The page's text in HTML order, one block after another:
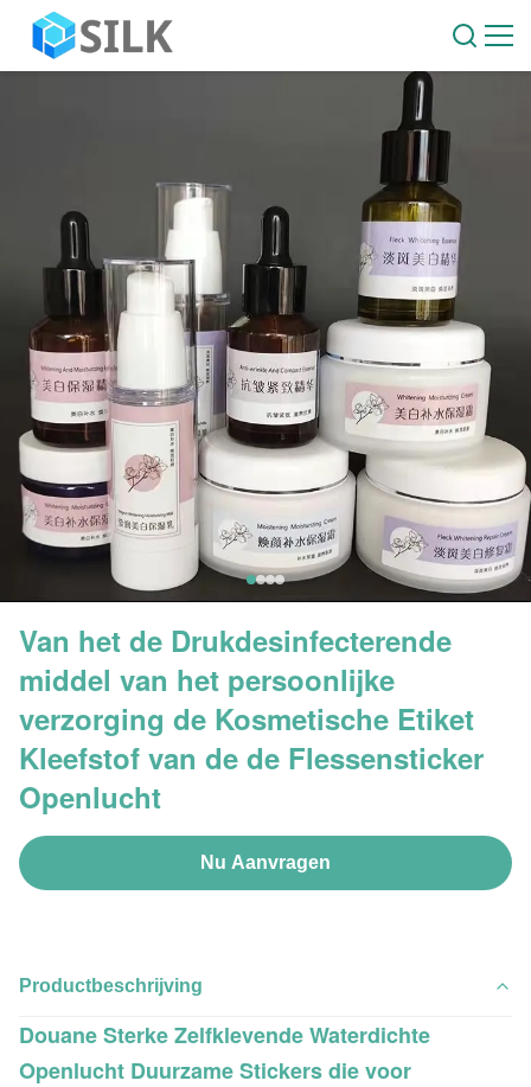
Van het de Drukdesinfecterende
middel van het persoonlijke
verzorging de Kosmetische Etiket
Kleefstof van de de Flessensticker
Openlucht
Nu Aanvragen
Productbeschrijving
Douane Sterke Zelfklevende Waterdichte
Openlucht Duurzame Stickers die voor